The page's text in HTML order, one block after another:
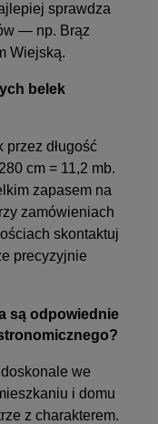
sprawdza
— np. Brąz
Wiejską.
belek
długość
cm = 11,2 mb.
zapasem na
zamówieniach
skontaktuj
precyzyjnie
są odpowiednie
we
i domu
z charakterem.